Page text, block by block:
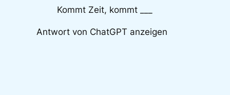
Kommt Zeit, kommt ___
Antwort von ChatGPT anzeigen